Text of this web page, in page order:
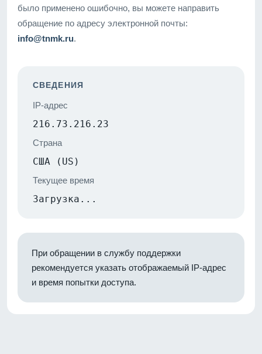
было применено ошибочно, вы можете направить
обращение по адресу электронной почты:
info@tnmk.ru.
СВЕДЕНИЯ
IP-адрес
216.73.216.23
Страна
США (US)
Текущее время
Загрузка...
При обращении в службу поддержки
рекомендуется указать отображаемый IP-адрес
и время попытки доступа.